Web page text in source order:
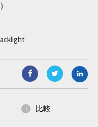
or VR (Optional)
比較